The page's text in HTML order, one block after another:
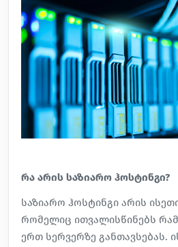
რა არის საზიარო ჰოსტინგი?
საზიარო ჰოსტინგი არის
რომელიც ითვალისწინებს
ერთ სერვერზე განთავსებას.